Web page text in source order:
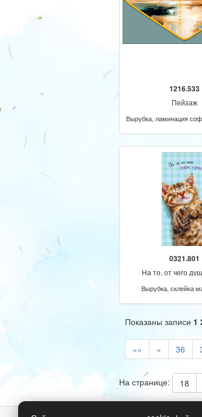
1216.533
Пейзаж
Вырубка, ламинация
0321.801
На то, от чего
Вырубка, склейка
Показаны записи 1
«« « 36
На странице: 18